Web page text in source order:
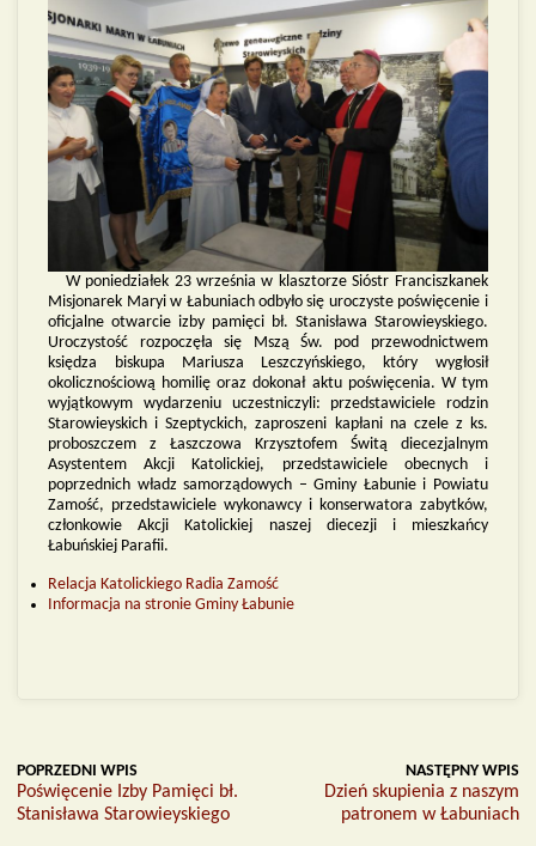
W poniedziałek 23 września w klasztorze Sióstr Franciszkanek
Misjonarek Maryi w Łabuniach odbyło się uroczyste poświęcenie i
oficjalne otwarcie izby pamięci bł. Stanisława Starowieyskiego.
Uroczystość rozpoczęła się Mszą Św. pod przewodnictwem
księdza biskupa Mariusza Leszczyńskiego, który wygłosił
okolicznościową homilię oraz dokonał aktu poświęcenia. W tym
wyjątkowym wydarzeniu uczestniczyli: przedstawiciele rodzin
Starowieyskich i Szeptyckich, zaproszeni kapłani na czele z ks.
proboszczem z Łaszczowa Krzysztofem Świtą diecezjalnym
Asystentem Akcji Katolickiej, przedstawiciele obecnych i
poprzednich władz samorządowych – Gminy Łabunie i Powiatu
Zamość, przedstawiciele wykonawcy i konserwatora zabytków,
członkowie Akcji Katolickiej naszej diecezji i mieszkańcy
Łabuńskiej Parafii.
Relacja Katolickiego Radia Zamość
Informacja na stronie Gminy Łabunie
POPRZEDNI WPIS
Poświęcenie Izby Pamięci bł.
Stanisława Starowieyskiego
NASTĘPNY WPIS
Dzień skupienia z naszym
patronem w Łabuniach